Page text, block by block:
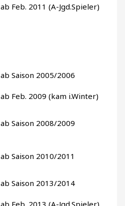
ab Feb. 2011 (A-Jgd.Spieler)
ab Saison 2005/2006
ab Feb. 2009 (kam i.Winter)
ab Saison 2008/2009
ab Saison 2010/2011
ab Saison 2013/2014